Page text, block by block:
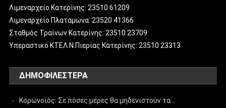
Λιμεναρχείο Κατερίνης: 23510 61209
Λιμεναρχείο Πλαταμώνα: 23520 41366
Σταθμός Τραίνων Κατερίνης: 23510 23709
Υπεραστικό ΚΤΕΛ Ν.Πιερίας Κατερίνης: 23510 23313
ΔΗΜΟΦΙΛΈΣΤΕΡΑ
Κορωνοϊός: Σε πόσες μέρες θα μηδενιστούν τα…